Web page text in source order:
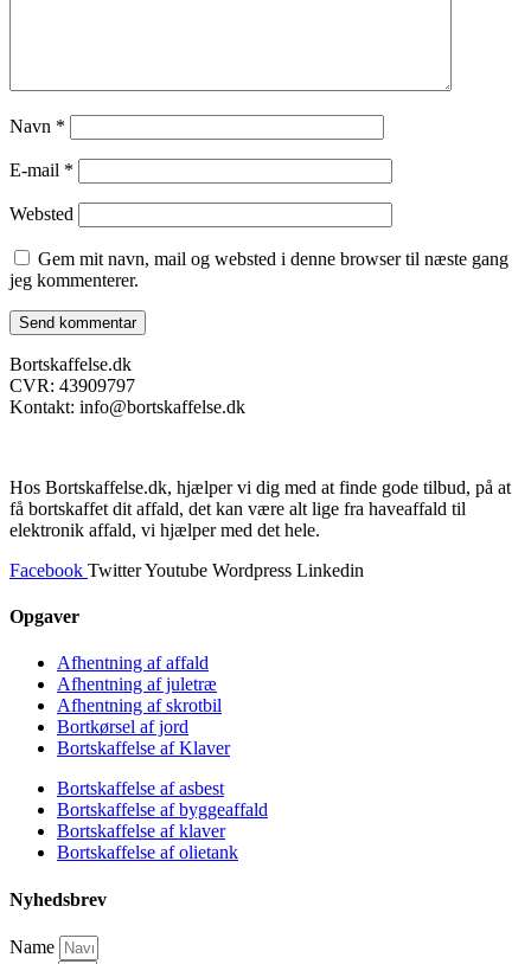
Navn *
E-mail *
Websted
Gem mit navn, mail og websted i denne browser til næste gang
jeg kommenterer.
Bortskaffelse.dk
CVR: 43909797
Kontakt: info@bortskaffelse.dk
Hos Bortskaffelse.dk, hjælper vi dig med at finde gode tilbud, på at
få bortskaffet dit affald, det kan være alt lige fra haveaffald til
elektronik affald, vi hjælper med det hele.
Facebook TwitterYoutube Wordpress Linkedin
Opgaver
Afhentning af affald
Afhentning af juletræ
Afhentning af skrotbil
Bortkørsel af jord
Bortskaffelse af Klaver
Bortskaffelse af asbest
Bortskaffelse af byggeaffald
Bortskaffelse af klaver
Bortskaffelse af olietank
Nyhedsbrev
Name